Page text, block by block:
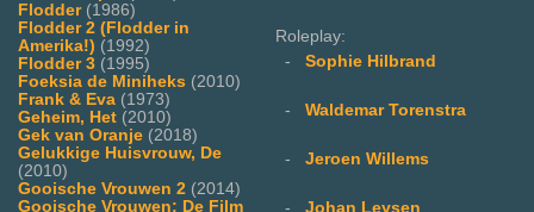
Flodder(1986)
Flodder 2 (Flodder in
Amerika!) (1992)
Flodder 3 (1995)
Foeksia de Miniheks (2010)
Frank & Eva (1973)
Geheim, Het (2010)
Gek van Oranje (2018)
Gelukkige Huisvrouw, De
(2010)
Gooische Vrouwen 2 (2014)
Gooische Vrouwen: De Film
Roleplay:
- Sophie Hilbrand
- Waldemar Torenstra
- Jeroen Willems
- Johan Leysen